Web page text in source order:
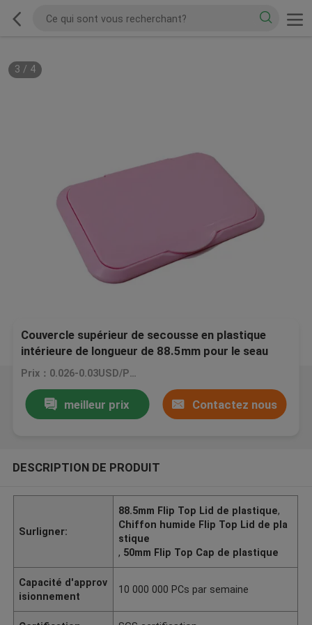
3 / 4
Couvercle supérieur de secousse en plastique
intérieure de longueur de 88.5mm pour le seau
humide de chiffon
Prix：0.026-0.03USD/PCS
meilleur prix Contactez nous
DESCRIPTION DE PRODUIT
Surligner:
88.5mm Flip Top Lid de plastique,
Chiffon humide Flip Top Lid de pla
stique
, 50mm Flip Top Cap de plastique
Capacité d'approv
isionnement
10 000 000 PCs par semaine